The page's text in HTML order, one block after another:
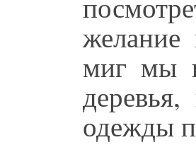
миг мы
одежды